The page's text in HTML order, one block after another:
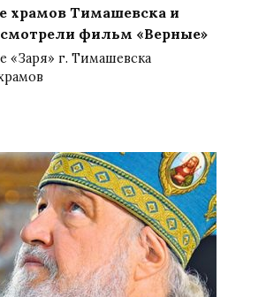
храмов Тимашевска и
фильм «Верные»
«Заря» г. Тимашевска